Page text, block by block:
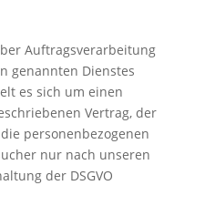
Auftragsverarbeitung
genannten Dienstes
es sich um einen
Vertrag, der
personenbezogenen
nur nach unseren
der DSGVO